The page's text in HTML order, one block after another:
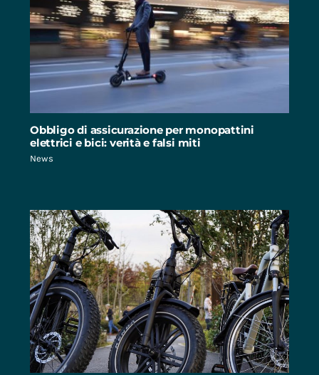
Obbligo di assicurazione per monopattini
elettrici e bici: verità e falsi miti
News